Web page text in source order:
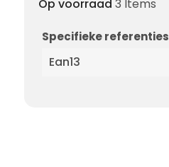
Op voorraad 3 Items
Specifieke referenties
Ean13